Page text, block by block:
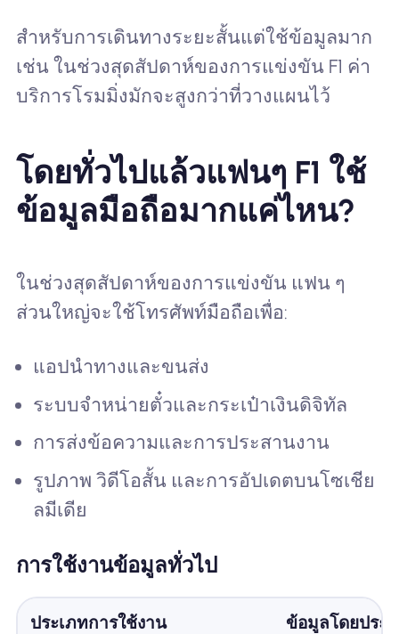
สำหรับการเดินทางระยะสั้นแต่ใช้ข้อมูลมาก
เช่น ในช่วงสุดสัปดาห์ของการแข่งขัน F1 ค่า
บริการโรมมิ่งมักจะสูงกว่าที่วางแผนไว้
โดยทั่วไปแล้วแฟนๆ F1 ใช้
ข้อมูลมือถือมากแค่ไหน?
ในช่วงสุดสัปดาห์ของการแข่งขัน แฟน ๆ
ส่วนใหญ่จะใช้โทรศัพท์มือถือเพื่อ:
แอปนำทางและขนส่ง
ระบบจำหน่ายตั๋วและกระเป๋าเงินดิจิทัล
การส่งข้อความและการประสานงาน
รูปภาพ วิดีโอสั้น และการอัปเดตบนโซเชีย
ลมีเดีย
การใช้งานข้อมูลทั่วไป
ประเภทการใช้งาน ข้อมูลโดยประ